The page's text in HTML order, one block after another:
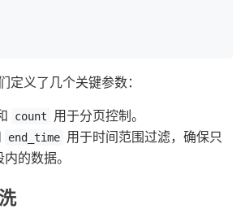
定义了几个关键参数：
count 用于分页控制。
end_time 用于时间范围过滤，确保只
的数据。